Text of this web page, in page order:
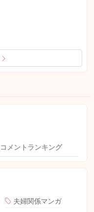
コメントランキング
夫婦関係マンガ